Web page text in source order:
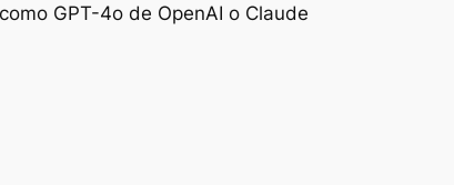
GPT-4o de OpenAI o Claude